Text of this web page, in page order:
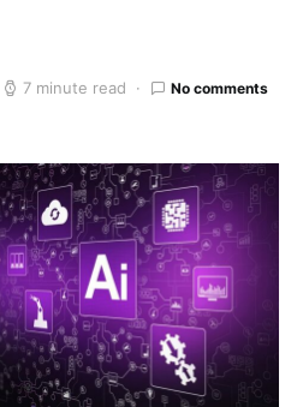
7 minute read No comments